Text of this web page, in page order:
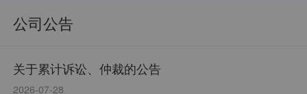
注射用美罗培南、注射用氨曲南、注射用头孢呋辛
克洛颗粒、头孢克洛干混悬剂、注射用头孢美唑
公司公告
关于累计诉讼、仲裁的公告
2026-07-28